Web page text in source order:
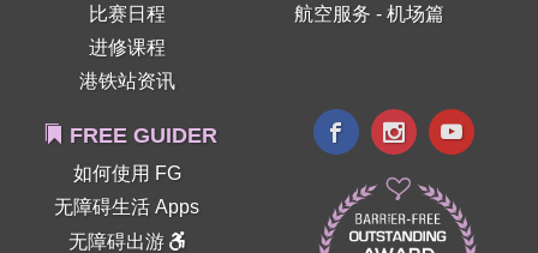
比赛日程
进修课程
港铁站资讯
航空服务 - 机场篇
FREE GUIDER
如何使用 FG
无障碍生活 Apps
无障碍出游